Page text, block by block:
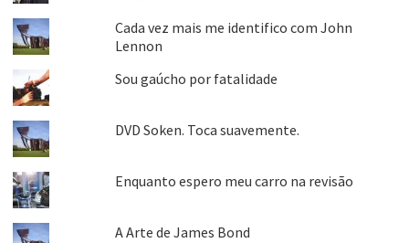
Cada vez mais me identifico com John
Lennon
Sou gaúcho por fatalidade
DVD Soken. Toca suavemente.
Enquanto espero meu carro na revisão
A Arte de James Bond